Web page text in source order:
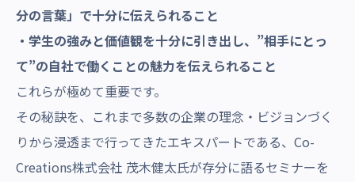
分の言葉」で十分に伝えられること
・学生の強みと価値観を十分に引き出し、”相手にとっ
て”の自社で働くことの魅力を伝えられること
これらが極めて重要です。
その秘訣を、これまで多数の企業の理念・ビジョンづく
りから浸透まで行ってきたエキスパートである、Co-
Creations株式会社 茂木健太氏が存分に語るセミナーを